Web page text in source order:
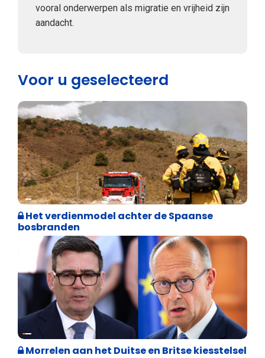
vooral onderwerpen als migratie en vrijheid zijn
aandacht.
Voor u geselecteerd
Internationale politiek
Het verdienmodel achter de Spaanse
bosbranden
Internationale politiek
Morrelen aan het Duitse en Britse kiesstelsel